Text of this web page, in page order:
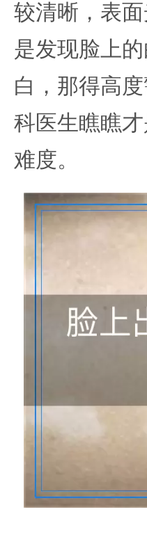
较清晰，表
是发现脸上
白，那得高
科医生瞧瞧
难度。